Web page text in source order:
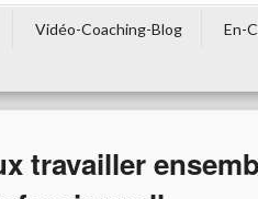
Vidéo-Coaching-Blog
En-
travailler